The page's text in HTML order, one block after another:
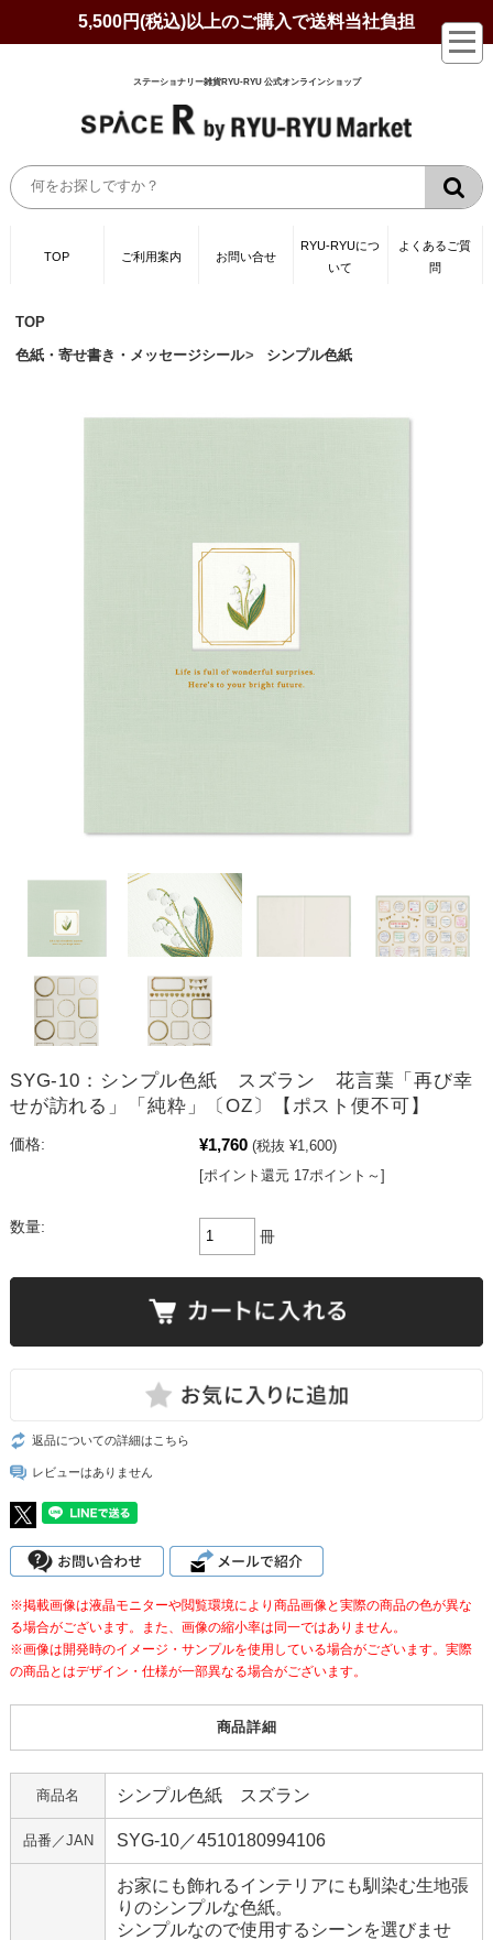
5,500円(税込)以上のご購入で送料当社負担
ステーショナリー雑貨RYU-RYU 公式オンラインショップ
TOP ご利用案内 お問い合せ
RYU-RYUにつ
いて
よくあるご質
問
TOP
色紙・寄せ書き・メッセージシール
シンプル色紙
SYG-10：シンプル色紙 スズラン 花言葉「再び幸
せが訪れる」「純粋」〔OZ〕【ポスト便不可】
価格: ¥1,760 (税抜 ¥1,600)
[ポイント還元 17ポイント～]
数量:
冊
返品についての詳細はこちら
レビューはありません
※掲載画像は液晶モニターや閲覧環境により商品画像と実際の商品の色が異な
る場合がございます。また、画像の縮小率は同一ではありません。
※画像は開発時のイメージ・サンプルを使用している場合がございます。実際
の商品とはデザイン・仕様が一部異なる場合がございます。
商品詳細
商品名 シンプル色紙 スズラン
品番／JAN SYG-10／4510180994106
お家にも飾れるインテリアにも馴染む生地張
りのシンプルな色紙。
シンプルなので使用するシーンを選びませ